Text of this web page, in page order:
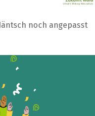
noch angepasst
WhatsApp